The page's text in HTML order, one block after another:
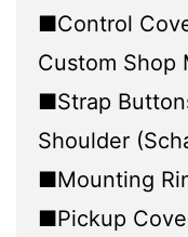
■Control
Custom Shop
■Strap
Shoulder
■Mounting
■Pickup